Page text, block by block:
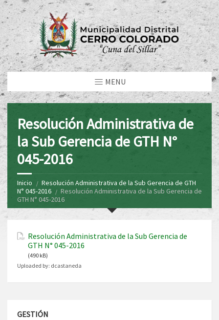
MENU
Resolución Administrativa de
la Sub Gerencia de GTH N°
045-2016
Inicio
Resolución Administrativa de la Sub Gerencia de GTH
N° 045-2016
Resolución Administrativa de la Sub Gerencia de
GTH N° 045-2016
Resolución Administrativa de la Sub Gerencia de
GTH N° 045-2016
(490 kB)
Uploaded by: dcastaneda
GESTIÓN